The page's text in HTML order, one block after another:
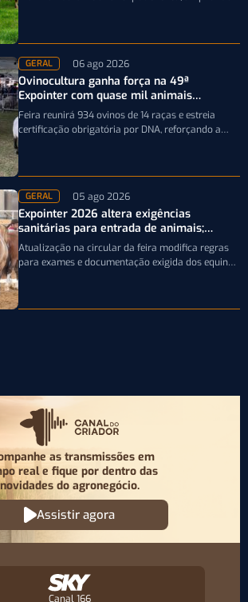
GERAL 06 ago 2026
Ovinocultura ganha força na 49ª
Expointer com quase mil animais
inscritos
Feira reunirá 934 ovinos de 14 raças e estreia
certificação obrigatória por DNA, reforçando a
GERAL 05 ago 2026
Expointer 2026 altera exigências
sanitárias para entrada de animais;
entenda
Atualização na circular da feira modifica regras
para exames e documentação exigida dos equinos
as transmissões em
real e fique por dentro das
novidades do agronegócio.
Assistir agora
Canal 166